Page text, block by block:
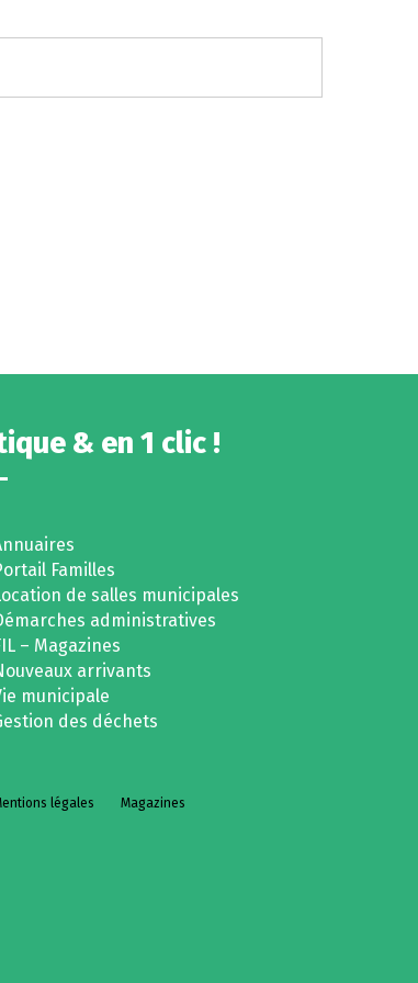
& en 1 clic !
Familles
de salles municipales
administratives
– Magazines
arrivants
municipale
des déchets
légales Magazines